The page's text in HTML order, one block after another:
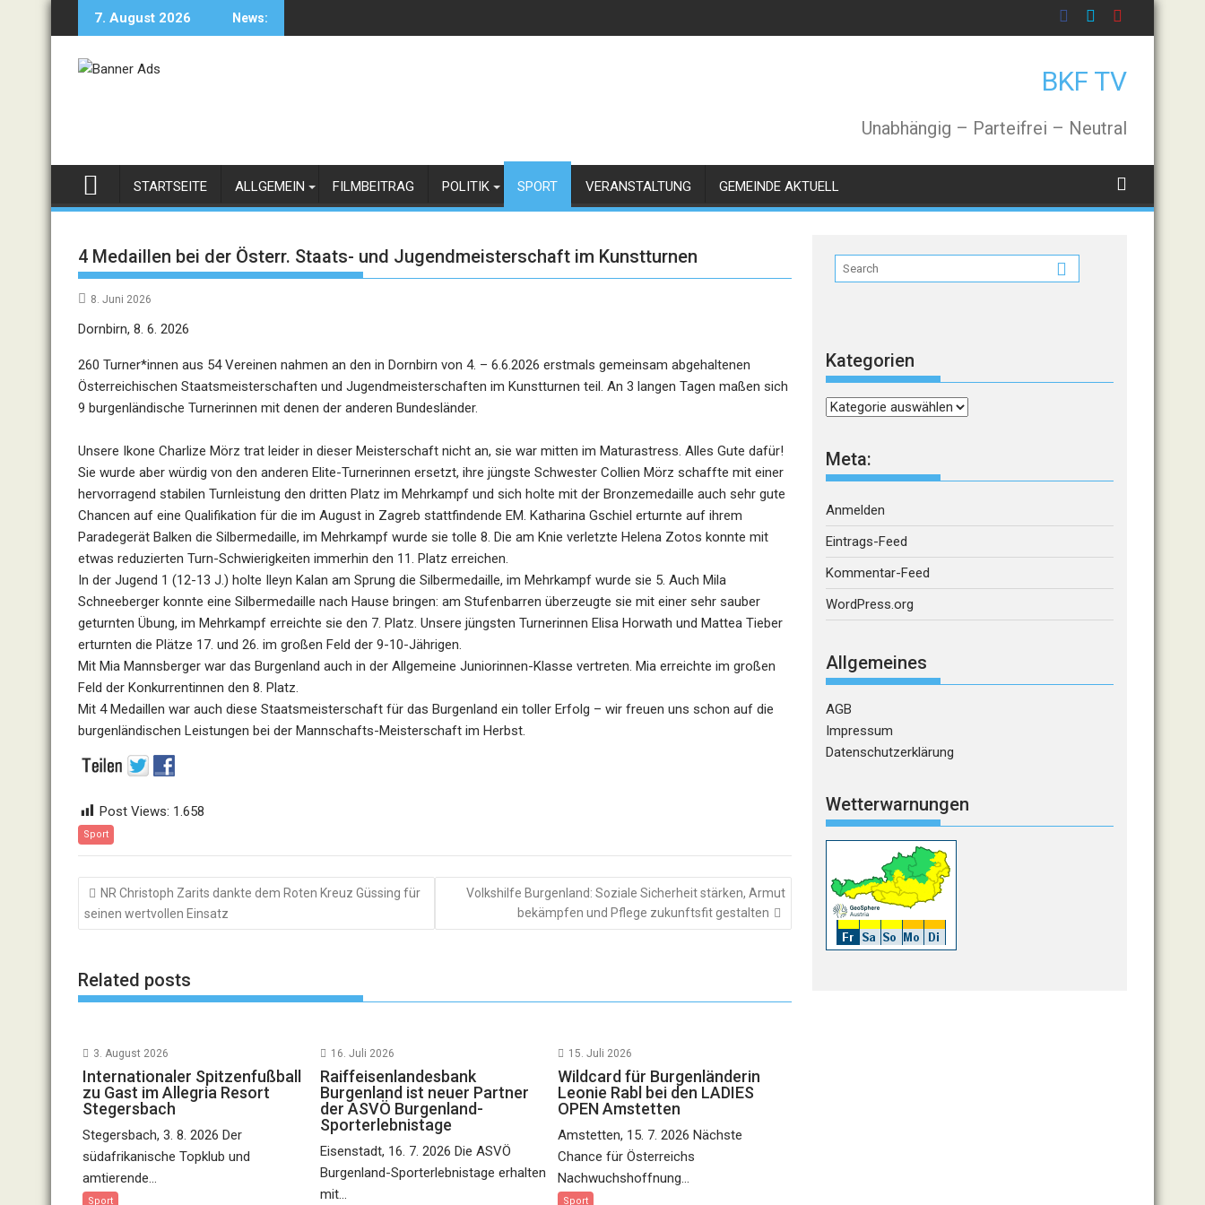
7. August 2026 News:
BKF TV
Unabhängig – Parteifrei – Neutral
STARTSEITE ALLGEMEIN FILMBEITRAG POLITIK SPORT VERANSTALTUNG GEMEINDE AKTUELL
4 Medaillen bei der Österr. Staats- und Jugendmeisterschaft im Kunstturnen
8. Juni 2026
Dornbirn, 8. 6. 2026
260 Turner*innen aus 54 Vereinen nahmen an den in Dornbirn von 4. – 6.6.2026 erstmals gemeinsam abgehaltenen
Österreichischen Staatsmeisterschaften und Jugendmeisterschaften im Kunstturnen teil. An 3 langen Tagen maßen sich
9 burgenländische Turnerinnen mit denen der anderen Bundesländer.
Unsere Ikone Charlize Mörz trat leider in dieser Meisterschaft nicht an, sie war mitten im Maturastress. Alles Gute dafür!
Sie wurde aber würdig von den anderen Elite-Turnerinnen ersetzt, ihre jüngste Schwester Collien Mörz schaffte mit einer
hervorragend stabilen Turnleistung den dritten Platz im Mehrkampf und sich holte mit der Bronzemedaille auch sehr gute
Chancen auf eine Qualifikation für die im August in Zagreb stattfindende EM. Katharina Gschiel erturnte auf ihrem
Paradegerät Balken die Silbermedaille, im Mehrkampf wurde sie tolle 8. Die am Knie verletzte Helena Zotos konnte mit
etwas reduzierten Turn-Schwierigkeiten immerhin den 11. Platz erreichen.
In der Jugend 1 (12-13 J.) holte Ileyn Kalan am Sprung die Silbermedaille, im Mehrkampf wurde sie 5. Auch Mila
Schneeberger konnte eine Silbermedaille nach Hause bringen: am Stufenbarren überzeugte sie mit einer sehr sauber
geturnten Übung, im Mehrkampf erreichte sie den 7. Platz. Unsere jüngsten Turnerinnen Elisa Horwath und Mattea Tieber
erturnten die Plätze 17. und 26. im großen Feld der 9-10-Jährigen.
Mit Mia Mannsberger war das Burgenland auch in der Allgemeine Juniorinnen-Klasse vertreten. Mia erreichte im großen
Feld der Konkurrentinnen den 8. Platz.
Mit 4 Medaillen war auch diese Staatsmeisterschaft für das Burgenland ein toller Erfolg – wir freuen uns schon auf die
burgenländischen Leistungen bei der Mannschafts-Meisterschaft im Herbst.
Post Views: 1.658
Sport
Beitragsnavigation
NR Christoph Zarits dankte dem Roten Kreuz Güssing für
seinen wertvollen Einsatz
Volkshilfe Burgenland: Soziale Sicherheit stärken, Armut
bekämpfen und Pflege zukunftsfit gestalten
Related posts
3. August 2026
Internationaler Spitzenfußball
zu Gast im Allegria Resort
Stegersbach
Stegersbach, 3. 8. 2026 Der
südafrikanische Topklub und
amtierende...
Sport
16. Juli 2026
Raiffeisenlandesbank
Burgenland ist neuer Partner
der ASVÖ Burgenland-
Sporterlebnistage
Eisenstadt, 16. 7. 2026 Die ASVÖ
Burgenland-Sporterlebnistage erhalten
mit...
15. Juli 2026
Wildcard für Burgenländerin
Leonie Rabl bei den LADIES
OPEN Amstetten
Amstetten, 15. 7. 2026 Nächste
Chance für Österreichs
Nachwuchshoffnung...
Sport
Kategorien
Kategorien
Meta:
Anmelden
Eintrags-Feed
Kommentar-Feed
WordPress.org
Allgemeines
AGB
Impressum
Datenschutzerklärung
Wetterwarnungen